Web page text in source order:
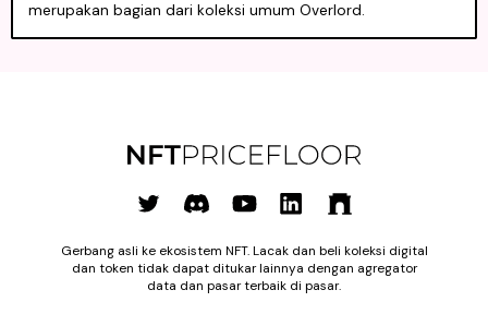
merupakan bagian dari koleksi umum Overlord.
Gerbang asli ke ekosistem NFT. Lacak dan beli koleksi digital
dan token tidak dapat ditukar lainnya dengan agregator
data dan pasar terbaik di pasar.